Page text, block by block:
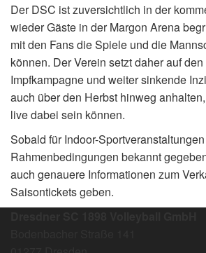
Der DSC ist zuversichtlich in der
wieder Gäste in der Margon Arena
mit den Fans die Spiele und die
können. Der Verein setzt daher auf
Impfkampagne und weiter sinkende
auch über den Herbst hinweg
live dabei sein können.
Sobald für Indoor-
Rahmenbedingungen bekannt
auch genauere Informationen zum
Saisontickets geben.